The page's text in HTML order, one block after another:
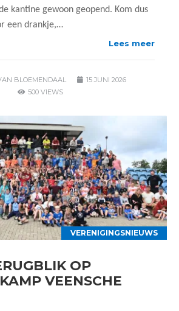
kantine gewoon geopend. Kom dus
een drankje,…
Lees meer
BLOEMENDAAL
15 JUNI 2026
500 VIEWS
VERENIGINGSNIEUWS
OP
VEENSCHE